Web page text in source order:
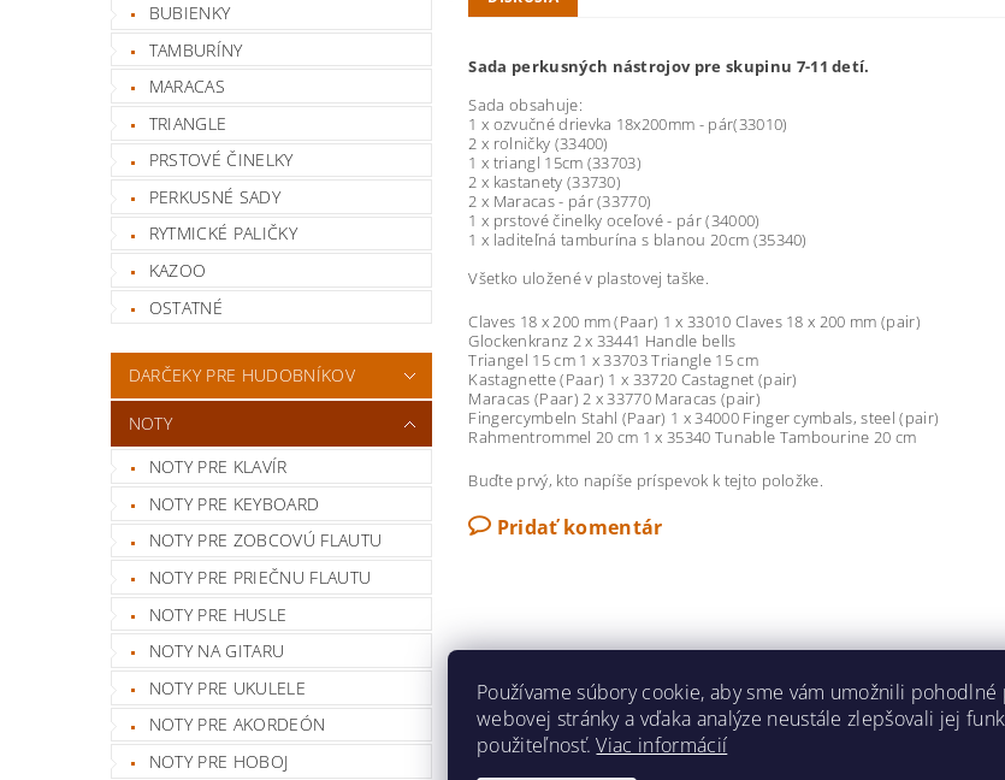
BUBIENKY
TAMBURÍNY
MARACAS
TRIANGLE
PRSTOVÉ ČINELKY
PERKUSNÉ SADY
RYTMICKÉ PALIČKY
KAZOO
OSTATNÉ
DARČEKY PRE HUDOBNÍKOV
NOTY
NOTY PRE KLAVÍR
NOTY PRE KEYBOARD
NOTY PRE ZOBCOVÚ FLAUTU
NOTY PRE PRIEČNU FLAUTU
NOTY PRE HUSLE
NOTY NA GITARU
NOTY PRE UKULELE
NOTY PRE AKORDEÓN
NOTY PRE HOBOJ
Sada perkusných nástrojov pre skupinu 7-11 detí.
Sada obsahuje:
1 x ozvučné drievka 18x200mm - pár(33010)
2 x rolničky (33400)
1 x triangl 15cm (33703)
2 x kastanety (33730)
2 x Maracas - pár (33770)
1 x prstové činelky oceľové - pár (34000)
1 x laditeľná tamburína s blanou 20cm (35340)
Všetko uložené v plastovej taške.
Claves 18 x 200 mm (Paar) 1 x 33010 Claves 18 x 200 mm (pair)
Glockenkranz 2 x 33441 Handle bells
Triangel 15 cm 1 x 33703 Triangle 15 cm
Kastagnette (Paar) 1 x 33720 Castagnet (pair)
Maracas (Paar) 2 x 33770 Maracas (pair)
Fingercymbeln Stahl (Paar) 1 x 34000 Finger cymbals, steel (pair)
Rahmentrommel 20 cm 1 x 35340 Tunable Tambourine 20 cm
Buďte prvý, kto napíše príspevok k tejto položke.
Pridať komentár
Používame súbory cookie, aby sme vám umožnili
webovej stránky a vďaka analýze neustále zlepšovali jej
použiteľnosť.Viac informácií